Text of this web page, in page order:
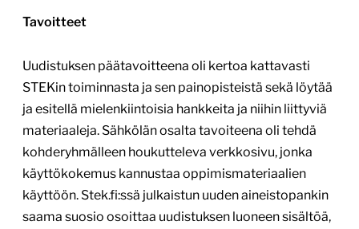
Tavoitteet
Uudistuksen päätavoitteena oli kertoa kattavasti
STEKin toiminnasta ja sen painopisteistä sekä löytää
ja esitellä mielenkiintoisia hankkeita ja niihin liittyviä
materiaaleja. Sähkölän osalta tavoiteena oli tehdä
kohderyhmälleen houkutteleva verkkosivu, jonka
käyttökokemus kannustaa oppimismateriaalien
käyttöön. Stek.fi:ssä julkaistun uuden aineistopankin
saama suosio osoittaa uudistuksen luoneen sisältöä,